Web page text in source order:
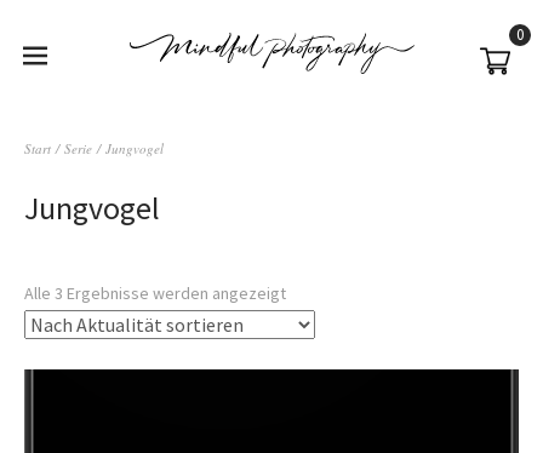
Start / Serie / Jungvogel
Jungvogel
Alle 3 Ergebnisse werden angezeigt
0